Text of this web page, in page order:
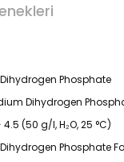
Phosphate
Dihydrogen
(50 g/l, H₂O, 25 °C)
Phosphate